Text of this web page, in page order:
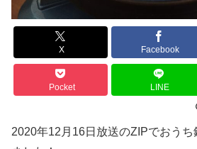
X Facebook
Pocket LINE
2020年12月16日放送のZIPでおう